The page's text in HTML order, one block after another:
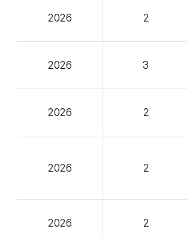
2026 2
2026 3
2026 2
2026 2
2026 2